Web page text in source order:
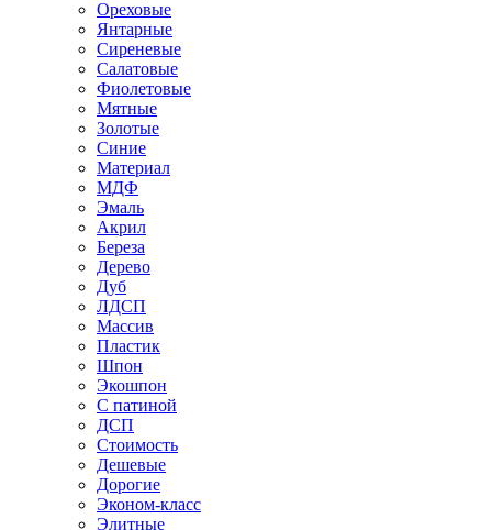
Ореховые
Янтарные
Сиреневые
Салатовые
Фиолетовые
Мятные
Золотые
Синие
Материал
МДФ
Эмаль
Акрил
Береза
Дерево
Дуб
ЛДСП
Массив
Пластик
Шпон
Экошпон
С патиной
ДСП
Стоимость
Дешевые
Дорогие
Эконом-класс
Элитные